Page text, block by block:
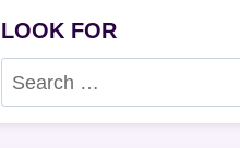
LOOK FOR
Search
for: